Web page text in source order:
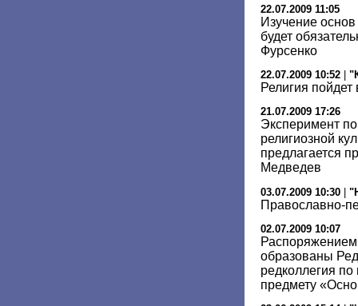
22.07.2009 11:05
Изучение основ
будет
Фурсенко
22.07.2009 10:52
Религия пойдет
21.07.2009 17:26
Эксперимент
религиозной
предлагается
Медведев
03.07.2009 10:30
Православно-
02.07.2009 10:07
образованы
редколлегия
предмету